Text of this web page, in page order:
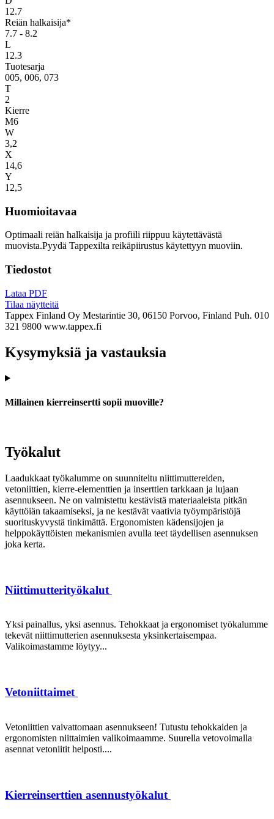
12.7
Reiän halkaisija*
7.7 - 8.2
L
12.3
Tuotesarja
005, 006, 073
T
2
Kierre
M6
W
3,2
X
14,6
Y
12,5
Huomioitavaa
Optimaali reiän halkaisija ja profiili riippuu käytettävästä
muovista.Pyydä Tappexilta reikäpiirustus käytettyyn muoviin.
Tiedostot
Lataa PDF
Tilaa näytteitä
Tappex Finland Oy Mestarintie 30, 06150 Porvoo, Finland Puh. 010
321 9800 www.tappex.fi
Kysymyksiä ja vastauksia
Millainen kierreinsertti sopii muoville?
Työkalut
Laadukkaat työkalumme on suunniteltu niittimuttereiden,
vetoniittien, kierre-elementtien ja inserttien tarkkaan ja lujaan
asennukseen. Ne on valmistettu kestävistä materiaaleista pitkän
käyttöiän takaamiseksi, ja ne kestävät vaativia työympäristöjä
suorituskyvystä tinkimättä. Ergonomisten kädensijojen ja
helppokäyttöisten mekanismien avulla teet täydellisen asennuksen
joka kerta.
Niittimutterityökalut
Yksi painallus, yksi asennus. Tehokkaat ja ergonomiset työkalumme
tekevät niittimutterien asennuksesta yksinkertaisempaa.
Valikoimastamme löytyy...
Vetoniittaimet
Vetoniittien vaivattomaan asennukseen! Tutustu tehokkaiden ja
ergonomisten niittaimien valikoimaamme. Suurella vetovoimalla
asennat vetoniitit helposti....
Kierreinserttien asennustyökalut